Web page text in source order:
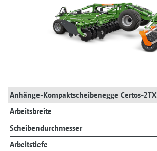
Anhänge-Kompaktscheibenegge Certos-2TX
Arbeitsbreite
Scheibendurchmesser
Arbeitstiefe